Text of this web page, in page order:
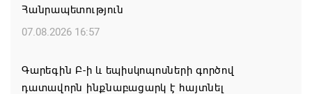
Հանրապետություն
07.08.2026 16:57
Գարեգին Բ-ի և եպիսկոպոսների գործով
դատավորն ինքնաբացարկ է հայտնել